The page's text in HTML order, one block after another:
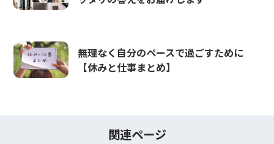
無理なく自分のペースで過ごすために
【休みと仕事まとめ】
関連ページ